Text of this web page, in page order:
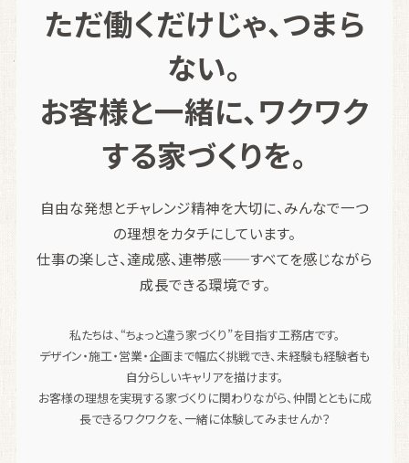
ただ働くだけじゃ、つまら
ない。
お客様と一緒に、ワクワク
する家づくりを。
自由な発想とチャレンジ精神を大切に、みんなで一つ
の理想をカタチにしています。
仕事の楽しさ、達成感、連帯感——すべてを感じながら
成長できる環境です。
私たちは、“ちょっと違う家づくり”を目指す工務店です。
デザイン・施工・営業・企画まで幅広く挑戦でき、未経験も経験者も
自分らしいキャリアを描けます。
お客様の理想を実現する家づくりに関わりながら、仲間とともに成
長できるワクワクを、一緒に体験してみませんか？